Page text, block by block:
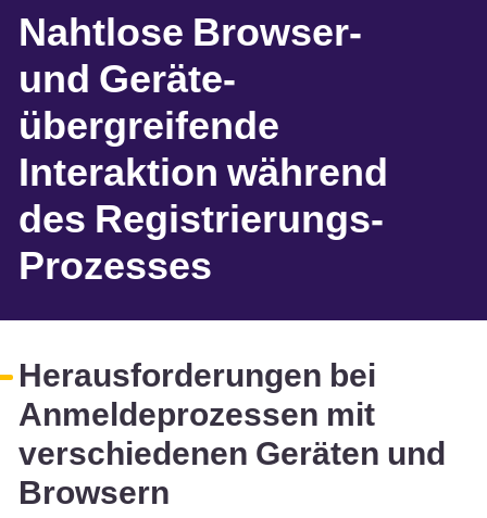
Nahtlose Browser-
und Geräte-
übergreifende
Interaktion während
des Registrierungs-
Prozesses
Herausforderungen bei
Anmeldeprozessen mit
verschiedenen Geräten und
Browsern